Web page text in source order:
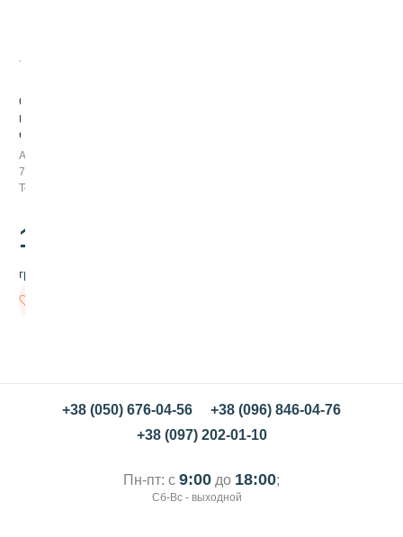
С
м
е
с
ь
д
м
а
ф
и
Арт:
726005
Товар заканчивается
125
грн/шт
+38 (050) 676-04-56
+38 (096) 846-04-76
+38 (097) 202-01-10
Пн-пт: с 9:00 до 18:00;
Сб-Вс - выходной